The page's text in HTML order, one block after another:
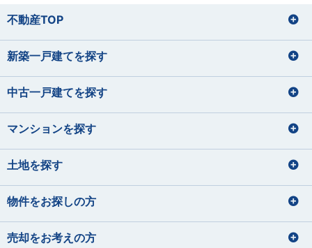
不動産TOP
新築一戸建てを探す
中古一戸建てを探す
マンションを探す
土地を探す
物件をお探しの方
売却をお考えの方